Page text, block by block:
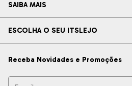
SAIBA MAIS
ESCOLHA O SEU ITSLEJO
Receba Novidades e Promoções